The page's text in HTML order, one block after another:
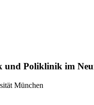
und Poliklinik im
München